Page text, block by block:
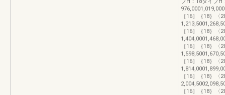
［16］｛18｝〈
［16］｛18｝〈
［16］｛18｝〈
［16］｛18｝〈
［16］｛18｝〈
［16］｛18｝〈